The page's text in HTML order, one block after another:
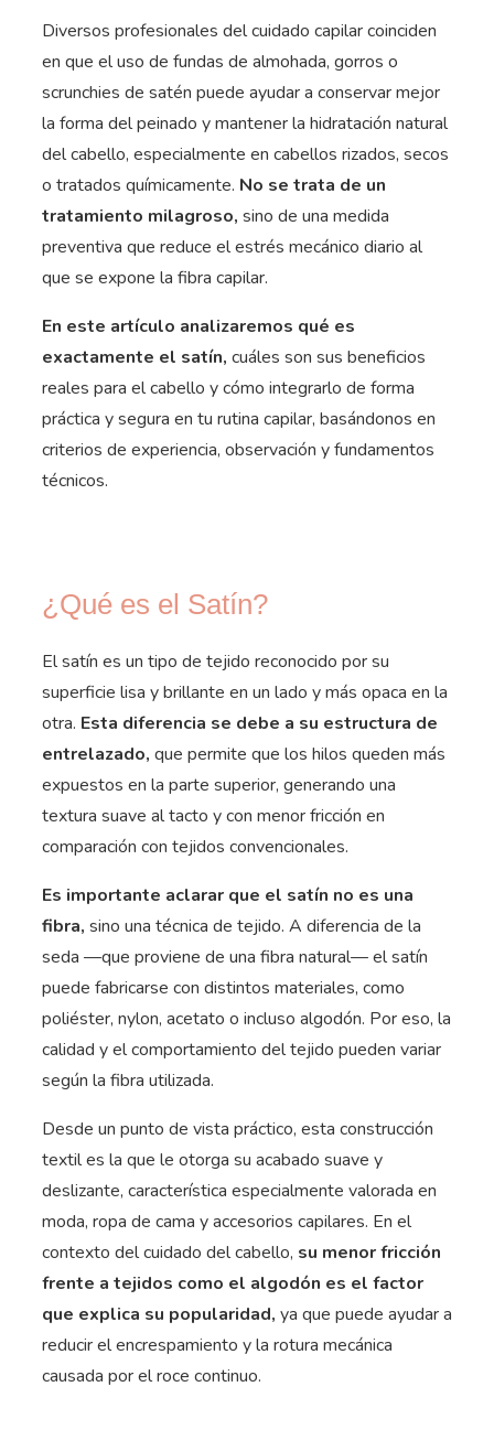
Diversos profesionales del cuidado capilar coinciden
en que el uso de fundas de almohada, gorros o
scrunchies de satén puede ayudar a conservar mejor
la forma del peinado y mantener la hidratación natural
del cabello, especialmente en cabellos rizados, secos
o tratados químicamente. No se trata de un
tratamiento milagroso, sino de una medida
preventiva que reduce el estrés mecánico diario al
que se expone la fibra capilar.
En este artículo analizaremos qué es
exactamente el satín, cuáles son sus beneficios
reales para el cabello y cómo integrarlo de forma
práctica y segura en tu rutina capilar, basándonos en
criterios de experiencia, observación y fundamentos
técnicos.
¿Qué es el Satín?
El satín es un tipo de tejido reconocido por su
superficie lisa y brillante en un lado y más opaca en la
otra. Esta diferencia se debe a su estructura de
entrelazado, que permite que los hilos queden más
expuestos en la parte superior, generando una
textura suave al tacto y con menor fricción en
comparación con tejidos convencionales.
Es importante aclarar que el satín no es una
fibra, sino una técnica de tejido. A diferencia de la
seda —que proviene de una fibra natural— el satín
puede fabricarse con distintos materiales, como
poliéster, nylon, acetato o incluso algodón. Por eso, la
calidad y el comportamiento del tejido pueden variar
según la fibra utilizada.
Desde un punto de vista práctico, esta construcción
textil es la que le otorga su acabado suave y
deslizante, característica especialmente valorada en
moda, ropa de cama y accesorios capilares. En el
contexto del cuidado del cabello, su menor fricción
frente a tejidos como el algodón es el factor
que explica su popularidad, ya que puede ayudar a
reducir el encrespamiento y la rotura mecánica
causada por el roce continuo.